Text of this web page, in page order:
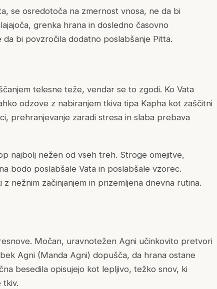
se osredotoča na zmernost vnosa, ne da bi
grenka hrana in dosledno časovno
bi povzročila dodatno poslabšanje Pitta.
telesne teže, vendar se to zgodi. Ko Vata
odzove z nabiranjem tkiva tipa Kapha kot zaščitni
prehranjevanje zaradi stresa in slaba prebava
najbolj nežen od vseh treh. Stroge omejitve,
bodo poslabšale Vata in poslabšale vzorec.
nežnim začinjanjem in prizemljena dnevna rutina.
Močan, uravnotežen Agni učinkovito pretvori
Agni (Manda Agni) dopušča, da hrana ostane
besedila opisujejo kot lepljivo, težko snov, ki
tkiv.